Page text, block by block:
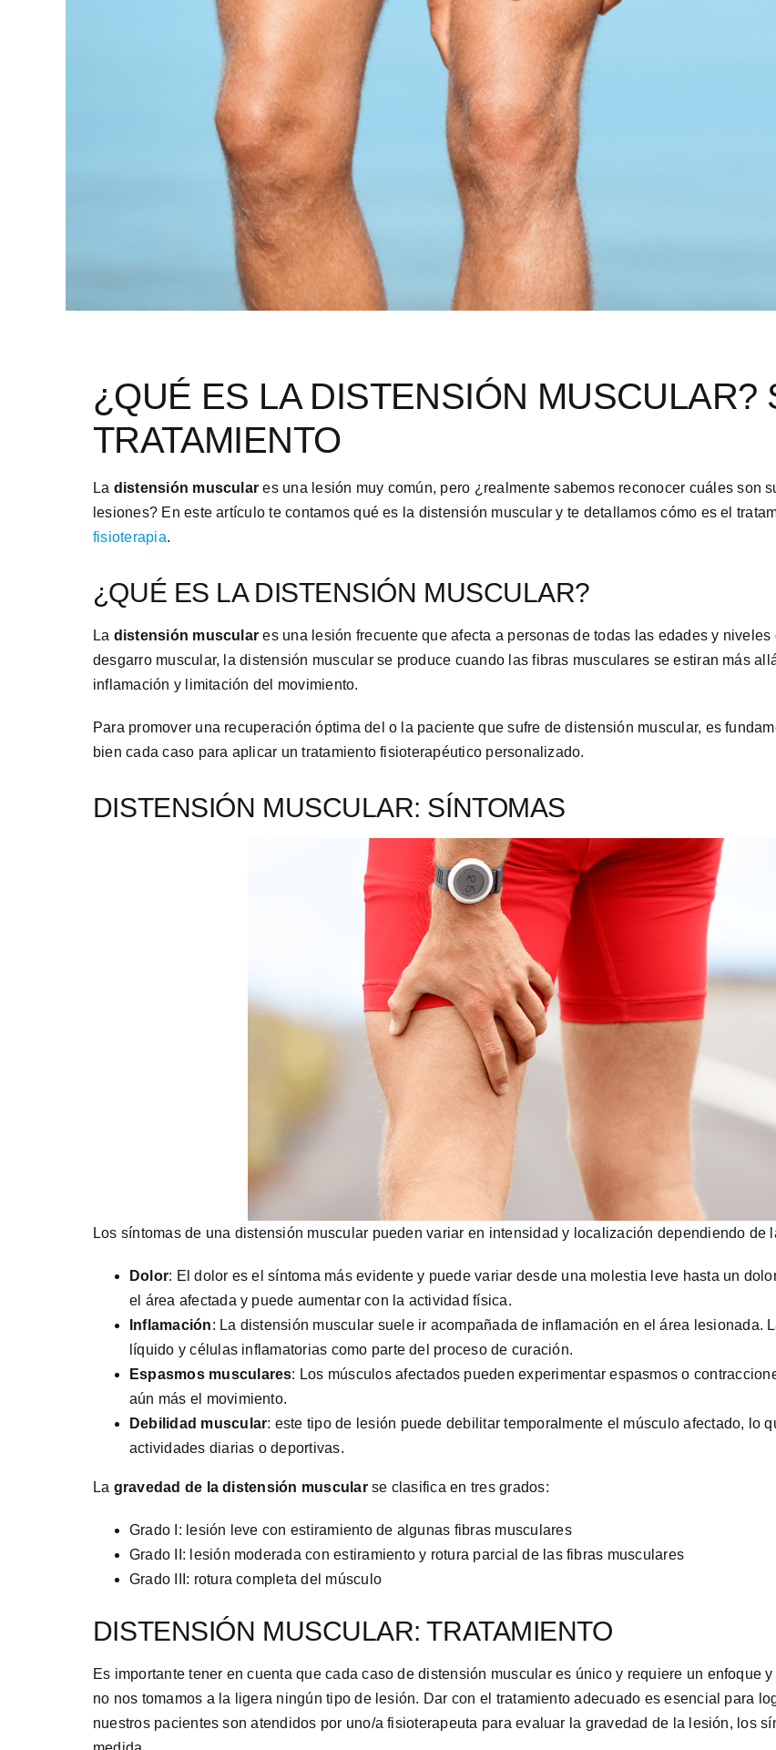
¿QUÉ ES LA DISTENSIÓN MUSCULAR?
TRATAMIENTO
La distensión muscular es una lesión muy común, pero ¿realmente sabemos reconocer cuáles son
lesiones? En este artículo te contamos qué es la distensión muscular y te detallamos cómo es el
fisioterapia.
¿QUÉ ES LA DISTENSIÓN MUSCULAR?
La distensión muscular es una lesión frecuente que afecta a personas de todas las edades y
desgarro muscular, la distensión muscular se produce cuando las fibras musculares se estiran más
inflamación y limitación del movimiento.
Para promover una recuperación óptima del o la paciente que sufre de distensión muscular, es
bien cada caso para aplicar un tratamiento fisioterapéutico personalizado.
DISTENSIÓN MUSCULAR: SÍNTOMAS
Los síntomas de una distensión muscular pueden variar en intensidad y localización dependiendo de
Dolor: El dolor es el síntoma más evidente y puede variar desde una molestia leve hasta un
el área afectada y puede aumentar con la actividad física.
Inflamación: La distensión muscular suele ir acompañada de inflamación en el área lesionada.
líquido y células inflamatorias como parte del proceso de curación.
Espasmos musculares: Los músculos afectados pueden experimentar espasmos o
aún más el movimiento.
Debilidad muscular: este tipo de lesión puede debilitar temporalmente el músculo afectado, lo
actividades diarias o deportivas.
La gravedad de la distensión muscularse clasifica en tres grados:
Grado I: lesión leve con estiramiento de algunas fibras musculares
Grado II: lesión moderada con estiramiento y rotura parcial de las fibras musculares
Grado III: rotura completa del músculo
DISTENSIÓN MUSCULAR: TRATAMIENTO
Es importante tener en cuenta que cada caso de distensión muscular es único y requiere un enfoque
no nos tomamos a la ligera ningún tipo de lesión. Dar con el tratamiento adecuado es esencial para
nuestros pacientes son atendidos por uno/a fisioterapeuta para evaluar la gravedad de la lesión, los